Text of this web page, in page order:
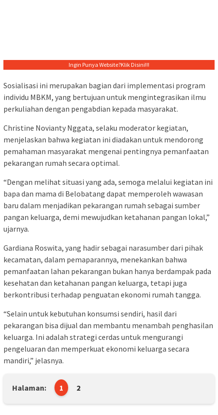
Ingin Punya Website?Klik Disini!!!
Sosialisasi ini merupakan bagian dari implementasi program
individu MBKM, yang bertujuan untuk mengintegrasikan ilmu
perkuliahan dengan pengabdian kepada masyarakat.
Christine Novianty Nggata, selaku moderator kegiatan,
menjelaskan bahwa kegiatan ini diadakan untuk mendorong
pemahaman masyarakat mengenai pentingnya pemanfaatan
pekarangan rumah secara optimal.
“Dengan melihat situasi yang ada, semoga melalui kegiatan ini
bapa dan mama di Belobatang dapat memperoleh wawasan
baru dalam menjadikan pekarangan rumah sebagai sumber
pangan keluarga, demi mewujudkan ketahanan pangan lokal,”
ujarnya.
Gardiana Roswita, yang hadir sebagai narasumber dari pihak
kecamatan, dalam pemaparannya, menekankan bahwa
pemanfaatan lahan pekarangan bukan hanya berdampak pada
kesehatan dan ketahanan pangan keluarga, tetapi juga
berkontribusi terhadap penguatan ekonomi rumah tangga.
“Selain untuk kebutuhan konsumsi sendiri, hasil dari
pekarangan bisa dijual dan membantu menambah penghasilan
keluarga. Ini adalah strategi cerdas untuk mengurangi
pengeluaran dan memperkuat ekonomi keluarga secara
mandiri,” jelasnya.
Halaman: 1 2